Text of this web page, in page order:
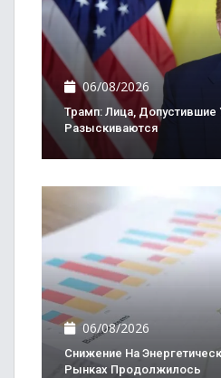
06/08/2026
Трамп: Лица, Допустившие
Разыскиваются
06/08/2026
Снижение На
Рынках Продолжилось